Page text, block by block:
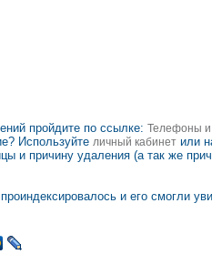
пройдите по ссылке: Телефоны
Используйте личный кабинет или
и причину удаления (а так же
и его смогли